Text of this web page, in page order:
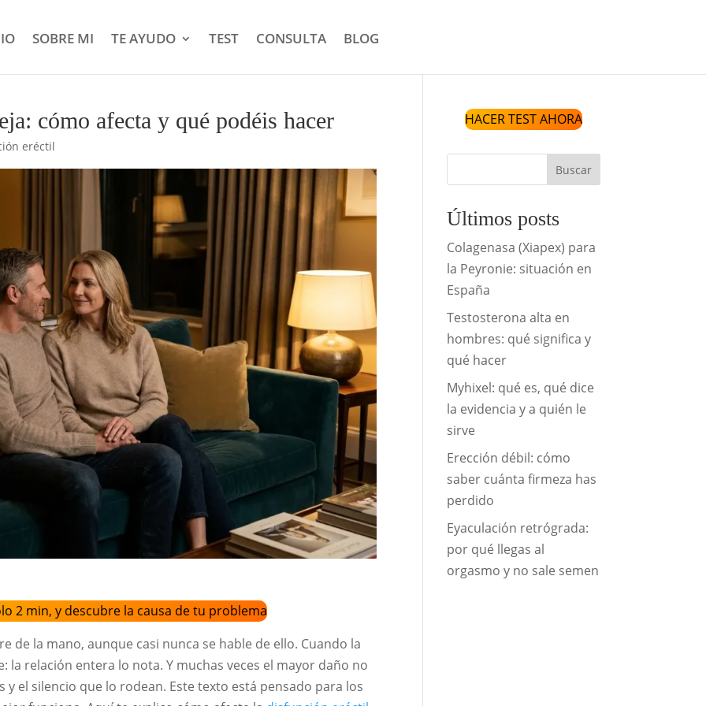
SOBRE MI TE AYUDO TEST CONSULTA BLOG
cómo afecta y qué podéis hacer
eréctil
2 min, y descubre la causa de tu problema
de la mano, aunque casi nunca se hable de ello. Cuando la
la relación entera lo nota. Y muchas veces el mayor daño no
el silencio que lo rodean. Este texto está pensado para los
HACER TEST AHORA
Buscar
Últimos posts
Colagenasa (Xiapex) para
la Peyronie: situación en
España
Testosterona alta en
hombres: qué significa y
qué hacer
Myhixel: qué es, qué dice
la evidencia y a quién le
sirve
Erección débil: cómo
saber cuánta firmeza has
perdido
Eyaculación retrógrada:
por qué llegas al
orgasmo y no sale semen